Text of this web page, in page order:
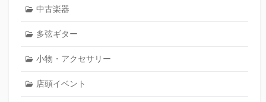
中古楽器
多弦ギター
小物・アクセサリー
店頭イベント